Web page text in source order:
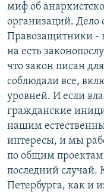
миф об
организаций. Дело
Правозащитники -
на есть
что закон писан
соблюдали все,
уровней. И если
гражданские
нашим
интересы, и мы
по общим
последний случай.
Петербурга, как и